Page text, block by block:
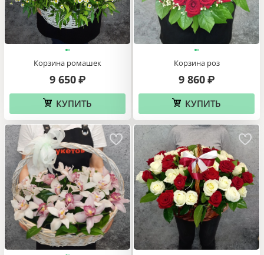
Корзина ромашек
9 650 ₽
КУПИТЬ
Корзина роз
9 860 ₽
КУПИТЬ